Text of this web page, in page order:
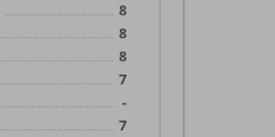
8
8
8
7
-
7